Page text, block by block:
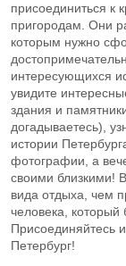
присоединиться к
пригородам. Они
которым нужно
интересующихся
увидите
здания и
догадываетесь),
истории
фотографии, а
своими близкими!
вида отдыха, чем
человека, который
Присоединяйтесь
Петербург!